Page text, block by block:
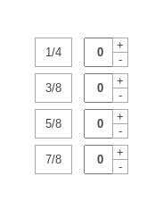
1/4
+
-
3/8
+
-
5/8
+
-
7/8
+
-